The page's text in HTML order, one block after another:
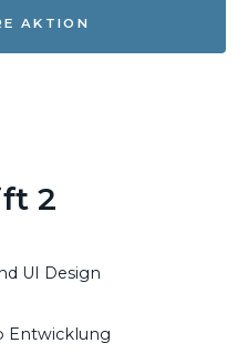
AKTION
2
UI Design
Entwicklung